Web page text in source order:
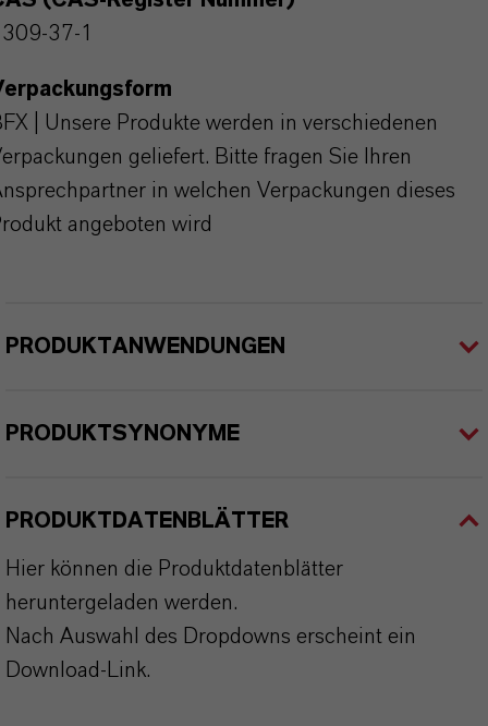
37-1
| Unsere Produkte werden in verschiedenen
geliefert. Bitte fragen Sie Ihren
in welchen Verpackungen dieses
angeboten wird
PRODUKTANWENDUNGEN
PRODUKTSYNONYME
PRODUKTDATENBLÄTTER
Hier können die Produktdatenblätter
heruntergeladen werden.
Nach Auswahl des Dropdowns erscheint ein
Download-Link.